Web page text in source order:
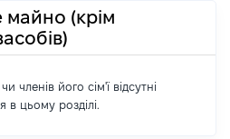
майно (крім
членів його сім'ї відсутні
в цьому розділі.